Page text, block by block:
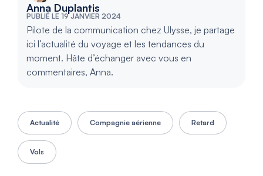
Anna Duplantis
PUBLIÉ LE 19 JANVIER 2024
Pilote de la communication chez Ulysse, je partage
ici l’actualité du voyage et les tendances du
moment. Hâte d’échanger avec vous en
commentaires, Anna.
Actualité Compagnie aérienne Retard
Vols